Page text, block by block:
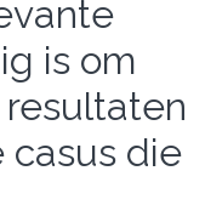
is om
casus die